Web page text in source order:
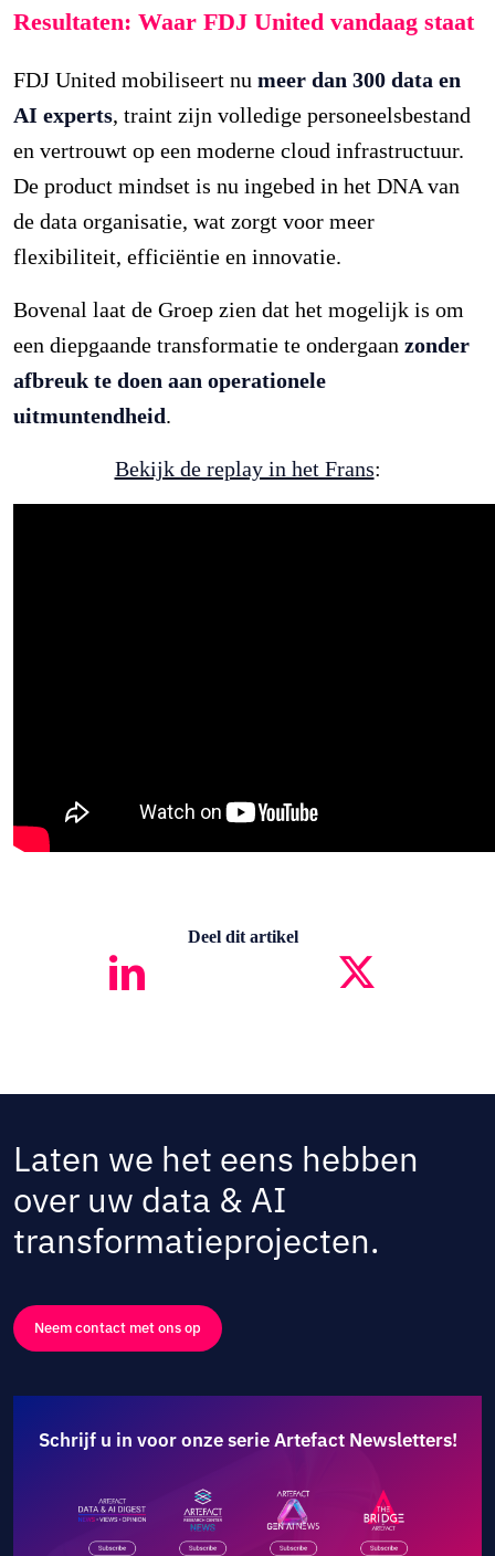
Resultaten: Waar FDJ United vandaag staat
FDJ United mobiliseert numeer dan 300 data en
AI experts, traint zijn volledige personeelsbestand
en vertrouwt op een moderne cloud infrastructuur.
De product mindset is nu ingebed in het DNA van
de data organisatie, wat zorgt voor meer
flexibiliteit, efficiëntie en innovatie.
Bovenal laat de Groep zien dat het mogelijk is om
een diepgaande transformatie te ondergaanzonder
afbreuk te doen aan operationele
uitmuntendheid.
Bekijk de replay in het Frans:
Deel dit artikel
Laten we het eens hebben
over uw data & AI
transformatieprojecten.
Neem contact met ons op
Schrijf u in voor onze serie Artefact Newsletters!